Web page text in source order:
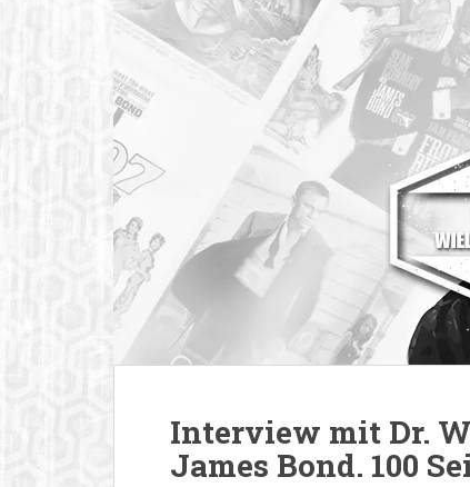
Interview mit Dr.
James Bond. 100